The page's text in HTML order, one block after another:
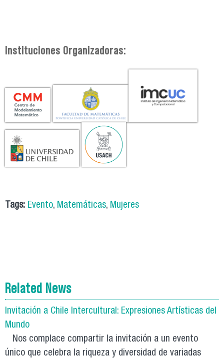
Instituciones Organizadoras:
Tags: Evento, Matemáticas, Mujeres
Related News
Invitación a Chile Intercultural: Expresiones Artísticas del
Mundo
Nos complace compartir la invitación a un evento
único que celebra la riqueza y diversidad de variadas